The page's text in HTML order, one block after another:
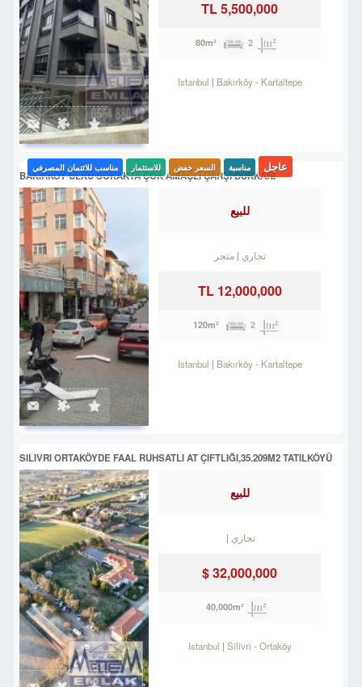
5,500,000 TL
2
Istanbul Bakırköy- Kartaltepe
BAKIRKÖY ÜLKÜ SOKAKTA ÇOK AMAÇLI ÇARŞI DÜKKANI
عاجل مناسبة السعر خفض للاستثمار مناسب للائتمان المصرفي
للبيع
تجاري متجر
12,000,000 TL
2
Istanbul Bakırköy- Kartaltepe
SILIVRI ORTAKÖYDE FAAL RUHSATLI AT ÇIFTLIĞI,35.209M2 TATILKÖYÜ
للبيع
تجاري
32,000,000 $
Istanbul Silivri -Ortaköy